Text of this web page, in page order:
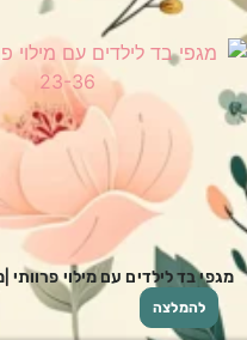
מגפי בד לילדים עם מילוי פרוותי
להמלצה